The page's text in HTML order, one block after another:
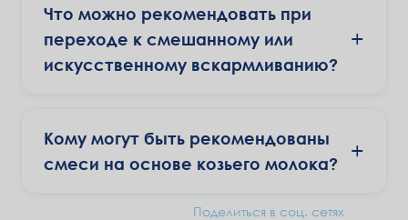
Что можно рекомендовать при
переходе к смешанному или
искусственному вскармливанию?
+
Кому могут быть рекомендованы
смеси на основе козьего молока?
+
Поделиться в соц. сетях